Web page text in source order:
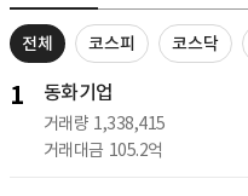
전체 코스피 코스닥
1 동화기업
거래량 1,338,415
거래대금 105.2억